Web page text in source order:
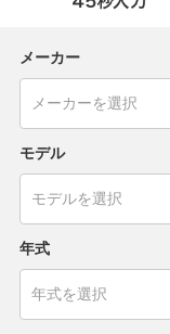
メーカー
モデル
年式